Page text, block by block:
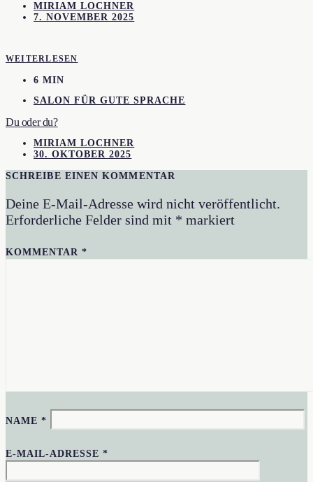
MIRIAM LOCHNER
7. NOVEMBER 2025
WEITERLESEN
6 MIN
SALON FÜR GUTE SPRACHE
Du oder du?
MIRIAM LOCHNER
30. OKTOBER 2025
SCHREIBE EINEN KOMMENTAR
Deine E-Mail-Adresse wird nicht veröffentlicht.
Erforderliche Felder sind mit * markiert
KOMMENTAR*
NAME*
E-MAIL-ADRESSE*